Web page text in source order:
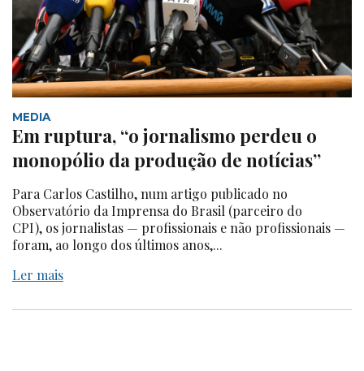
MEDIA
Em ruptura, “o jornalismo perdeu o
monopólio da produção de notícias”
Para Carlos Castilho, num artigo publicado no
Observatório da Imprensa do Brasil (parceiro do
CPI), os jornalistas — profissionais e não profissionais —
foram, ao longo dos últimos anos,...
Ler mais